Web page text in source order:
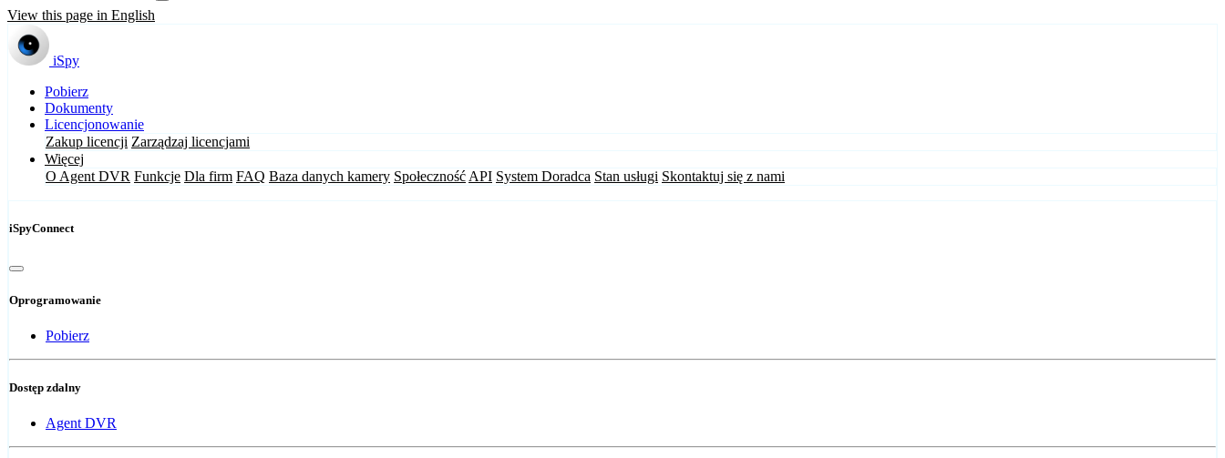
View this page in English
iSpy
Pobierz
Dokumenty
Licencjonowanie
Zakup licencji Zarządzaj licencjami
Więcej
O Agent DVR Funkcje Dla firm FAQ Baza danych kamery Społeczność API System Doradca Stan usługi Skontaktuj się z nami
iSpyConnect
Oprogramowanie
Pobierz
Dostęp zdalny
Agent DVR